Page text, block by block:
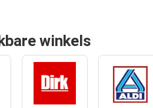
winkels